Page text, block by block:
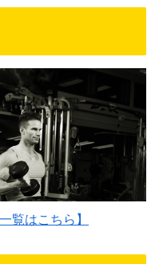
覧はこちら】